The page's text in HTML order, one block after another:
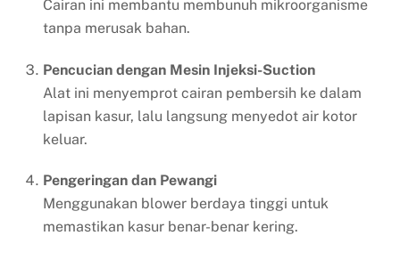
Cairan ini membantu membunuh mikroorganisme
tanpa merusak bahan.
Pencucian dengan Mesin Injeksi-Suction
Alat ini menyemprot cairan pembersih ke dalam
lapisan kasur, lalu langsung menyedot air kotor
keluar.
Pengeringan dan Pewangi
Menggunakan blower berdaya tinggi untuk
memastikan kasur benar-benar kering.